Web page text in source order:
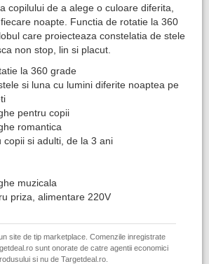
copilului de a alege o culoare diferita,
noapte. Functia de rotatie la 360
care proiecteaza constelatia de stele
non stop, lin si placut.
la 360 grade
si luna cu lumini diferite noaptea pe
pentru copii
romantica
copii si adulti, de la 3 ani
muzicala
priza, alimentare 220V
site de tip marketplace. Comenzile inregistrate
sunt onorate de catre agentii economici
si nu de Targetdeal.ro.